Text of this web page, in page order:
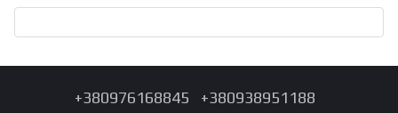
+380976168845 +380938951188